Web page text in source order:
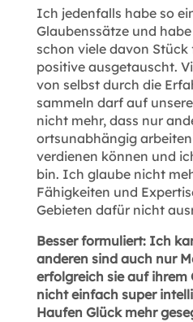
Ich jedenfalls habe so
Glaubenssätze und
schon viele davon Stück
positive ausgetauscht.
von selbst durch die
sammeln darf auf
nicht mehr, dass nur
ortsunabhängig
verdienen können und
bin. Ich glaube nicht
Fähigkeiten und
Gebieten dafür nicht
Besser formuliert: Ich
anderen sind auch nur
erfolgreich sie auf ihrem
nicht einfach super
Haufen Glück mehr